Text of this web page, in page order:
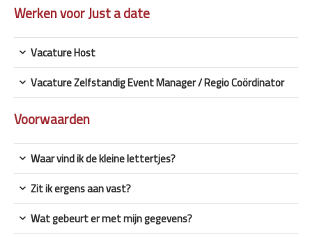
Werken voor Just a date
Vacature Host
Vacature Zelfstandig Event Manager / Regio Coördinator
Voorwaarden
Waar vind ik de kleine lettertjes?
Zit ik ergens aan vast?
Wat gebeurt er met mijn gegevens?